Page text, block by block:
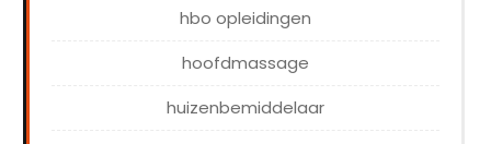
hbo opleidingen
hoofdmassage
huizenbemiddelaar